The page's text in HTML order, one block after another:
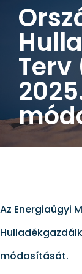
Terv
Az Energiaügyi
módosítását.